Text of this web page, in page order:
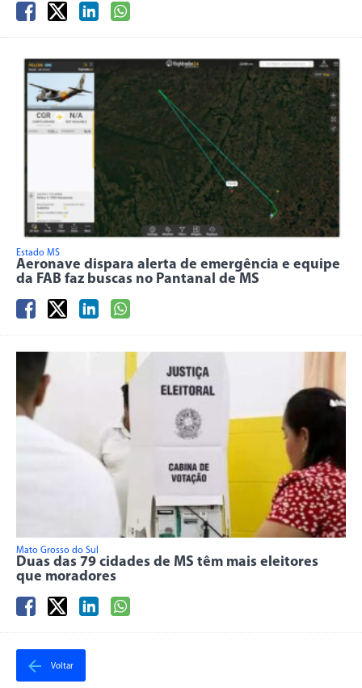
Estado MS
Aeronave dispara alerta de emergência e equipe
da FAB faz buscas no Pantanal de MS
Mato Grosso do Sul
Duas das 79 cidades de MS têm mais eleitores
que moradores
Voltar